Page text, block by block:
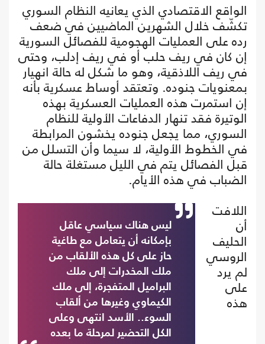
الواقع الاقتصادي الذي يعانيه النظام السوري
تكشّف خلال الشهرين الماضيين في ضعف
رده على العمليات الهجومية للفصائل السورية
إن كان في ريف حلب أو في ريف إدلب، وحتى
في ريف اللاذقية، وهو ما شكل له حالة انهيار
بمعنويات جنوده. وتعتقد أوساط عسكرية بأنه
إن استمرت هذه العمليات العسكرية بهذه
الوتيرة فقد تنهار الدفاعات الأولية للنظام
السوري، مما يجعل جنوده يخشون المرابطة
في الخطوط الأولية، لا سيما وأن التسلل من
قبل الفصائل يتم في الليل مستغلة حالة
الضباب في هذه الأيام.
ليس هناك سياسي عاقل
بإمكانه أن يتعامل مع طاغية
حاز على كل هذه الألقاب من
ملك المخدرات إلى ملك
البراميل المتفجرة، إلى ملك
الكيماوي وغيرها من ألقاب
السوء.. الأسد انتهى وعلى
الكل التحضير لمرحلة ما بعده
اللافت
أن
الحليف
الروسي
لم يرد
على
هذه